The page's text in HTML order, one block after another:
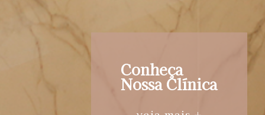
Conheça
Nossa Clínica